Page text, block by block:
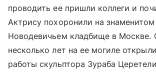
проводить ее пришли коллеги и
Актрису похоронили на знаменитом
Новодевичьем кладбище в Москве.
несколько лет на ее могиле
работы скульптора Зураба